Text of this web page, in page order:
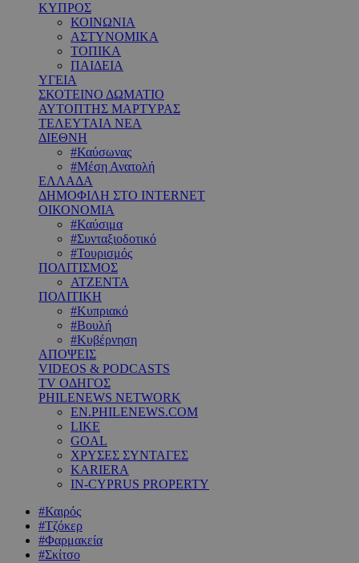
ΚΥΠΡΟΣ
ΚΟΙΝΩΝΙΑ
ΑΣΤΥΝΟΜΙΚΑ
ΤΟΠΙΚΑ
ΠΑΙΔΕΙΑ
ΥΓΕΙΑ
ΣΚΟΤΕΙΝΟ ΔΩΜΑΤΙΟ
ΑΥΤΟΠΤΗΣ ΜΑΡΤΥΡΑΣ
ΤΕΛΕΥΤΑΙΑ ΝΕΑ
ΔΙΕΘΝΗ
#Καύσωνας
#Μέση Ανατολή
ΕΛΛΑΔΑ
ΔΗΜΟΦΙΛΗ ΣΤΟ INTERNET
ΟΙΚΟΝΟΜΙΑ
#Καύσιμα
#Συνταξιοδοτικό
#Τουρισμός
ΠΟΛΙΤΙΣΜΟΣ
ΑΤΖΕΝΤΑ
ΠΟΛΙΤΙΚΗ
#Κυπριακό
#Βουλή
#Κυβέρνηση
ΑΠΟΨΕΙΣ
VIDEOS & PODCASTS
TV ΟΔΗΓΟΣ
PHILENEWS NETWORK
EN.PHILENEWS.COM
LIKE
GOAL
ΧΡΥΣΕΣ ΣΥΝΤΑΓΕΣ
KARIERA
IN-CYPRUS PROPERTY
#Καιρός
#Τζόκερ
#Φαρμακεία
#Σκίτσο